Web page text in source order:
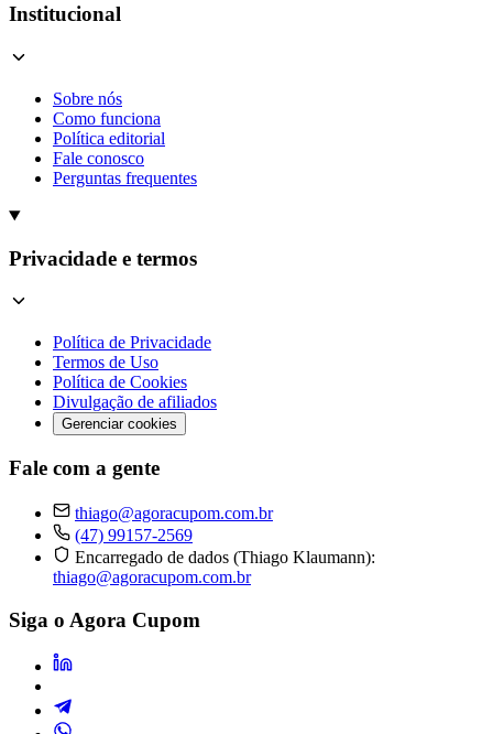
Institucional
Sobre nós
Como funciona
Política editorial
Fale conosco
Perguntas frequentes
Privacidade e termos
Política de Privacidade
Termos de Uso
Política de Cookies
Divulgação de afiliados
Gerenciar cookies
Fale com a gente
thiago@agoracupom.com.br
(47) 99157-2569
Encarregado de dados (Thiago Klaumann):
thiago@agoracupom.com.br
Siga o Agora Cupom